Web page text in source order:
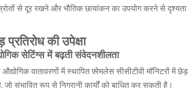
से दूर रखने और भौतिक छायांकन का उपयोग करने से
की उपेक्षा
सेटिंग्स में बढ़ती संवेदनशीलता
वातावरणों में स्थापित फ़्रेमलेस सीसीटीवी मॉनिटरों में
संभावित रूप से निगरानी कार्यों को बाधित कर सकती है।